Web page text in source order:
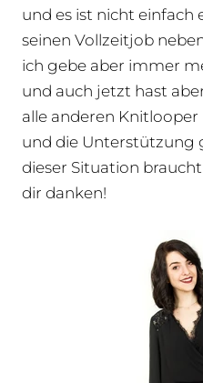
und es ist nicht einfach
seinen Vollzeitjob
ich gebe aber immer
und auch jetzt hast
alle anderen
und die Unterstützung
dieser Situation
dir danken!